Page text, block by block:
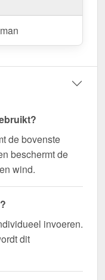
x 25 cm | 80°
uw project &
uitgezonderd
de bovenste
beschermt de
wind.
invoeren.
dit